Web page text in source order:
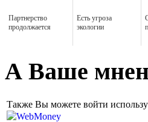
Партнерство
продолжается
Есть угроза
экологии
А Ваше
Также Вы можете войти